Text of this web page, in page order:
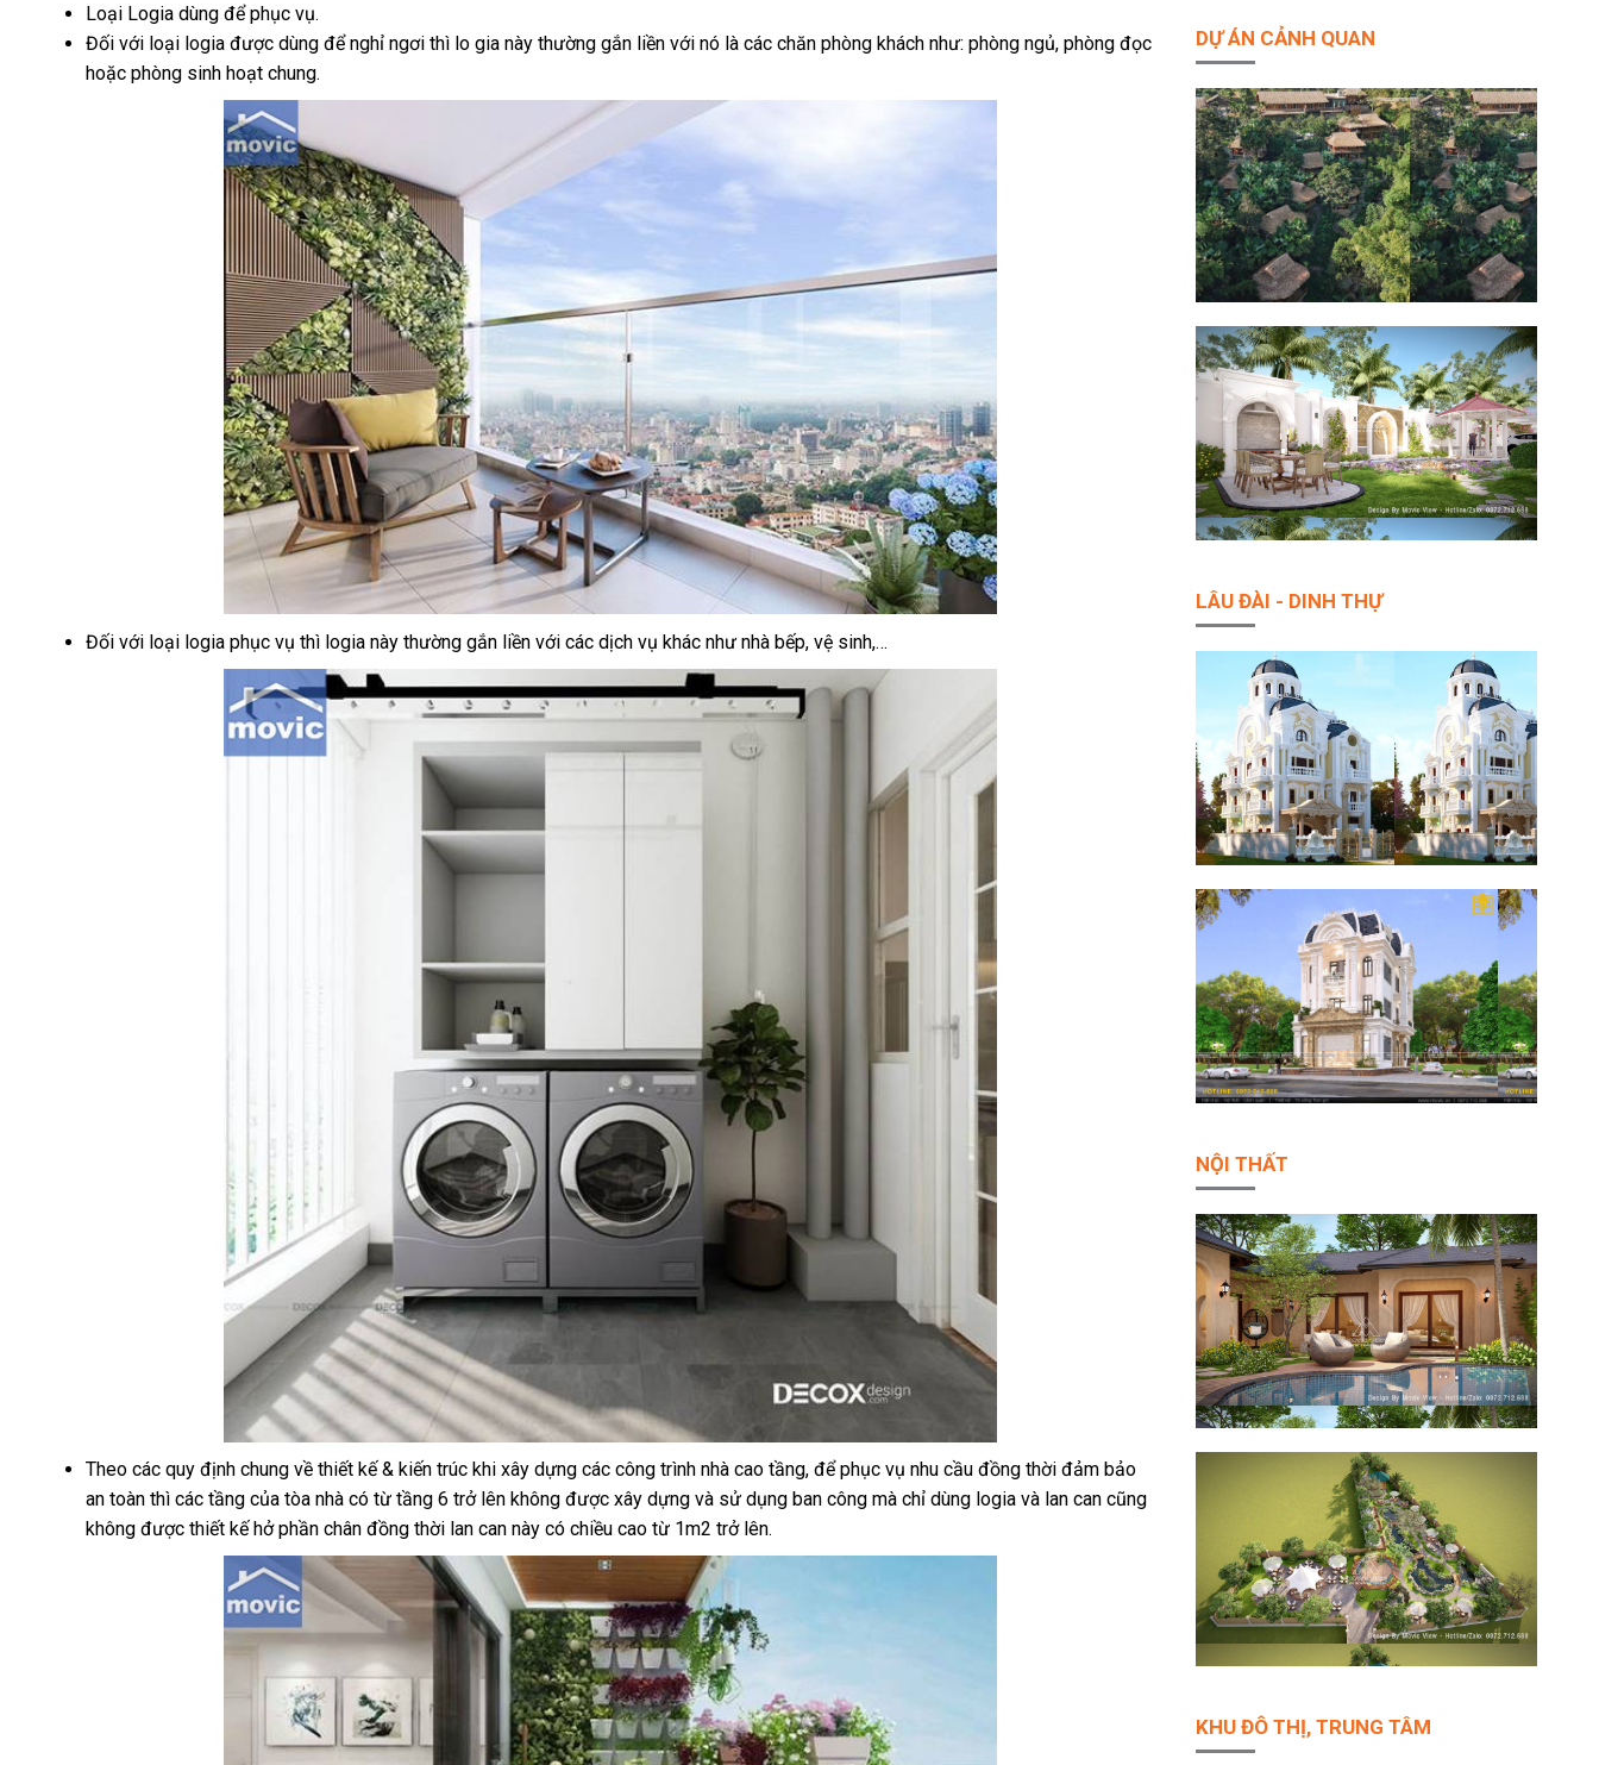
Loại Logia dùng để phục vụ.
Đối với loại logia được dùng để nghỉ ngơi thì lo gia này thường gắn liền với nó là các chăn phòng khách như: phòng ngủ, phòng đọc
hoặc phòng sinh hoạt chung.
Đối với loại logia phục vụ thì logia này thường gắn liền với các dịch vụ khác như nhà bếp, vệ sinh,…
Theo các quy định chung về thiết kế & kiến trúc khi xây dựng các công trình nhà cao tầng, để phục vụ nhu cầu đồng thời đảm bảo
an toàn thì các tầng của tòa nhà có từ tầng 6 trở lên không được xây dựng và sử dụng ban công mà chỉ dùng logia và lan can cũng
không được thiết kế hở phần chân đồng thời lan can này có chiều cao từ 1m2 trở lên.
DỰ ÁN CẢNH QUAN
LÂU ĐÀI - DINH THỰ
NỘI THẤT
KHU ĐÔ THỊ, TRUNG TÂM